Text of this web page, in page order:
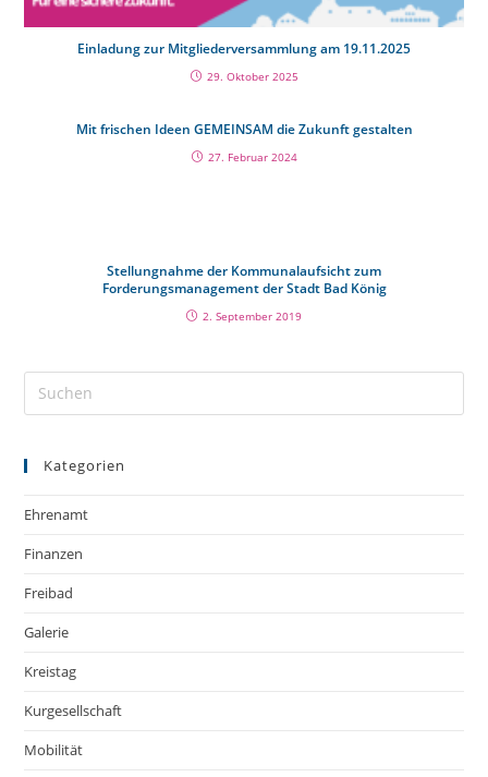
Einladung zur Mitgliederversammlung am 19.11.2025
29. Oktober 2025
Mit frischen Ideen GEMEINSAM die Zukunft gestalten
27. Februar 2024
Stellungnahme der Kommunalaufsicht zum
Forderungsmanagement der Stadt Bad König
2. September 2019
Kategorien
Ehrenamt
Finanzen
Freibad
Galerie
Kreistag
Kurgesellschaft
Mobilität